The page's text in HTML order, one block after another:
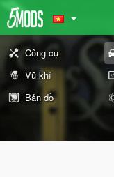
Công cụ
Vũ khí
Bản đồ